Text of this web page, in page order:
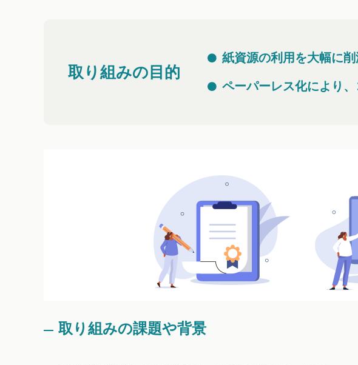
取り組みの目的
紙資源の利用を大幅に
ペーパーレス化により
取り組みの課題や背景